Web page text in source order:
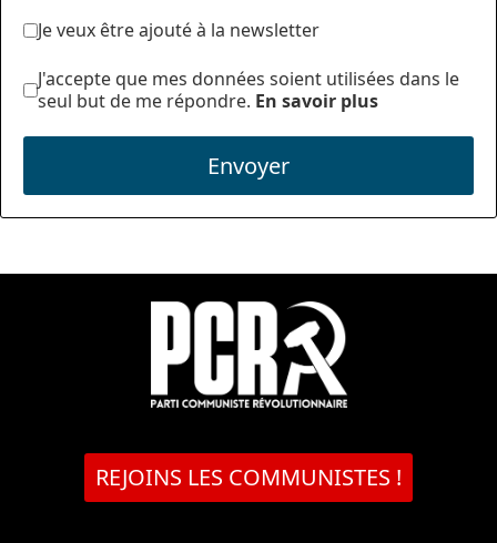
Je veux être ajouté à la newsletter
J'accepte que mes données soient utilisées dans le
seul but de me répondre. En savoir plus
Envoyer
REJOINS LES COMMUNISTES !